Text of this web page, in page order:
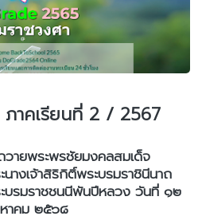
ภาคเรียนที่ 2 / 2567
วายพระพรชัยมงคลสมเด็จ
นางเจ้าสิริกิติ์พระบรมราชินีนาถ
บรมราชชนนีพันปีหลวง วันที่ ๑๒
าคม ๒๕๖๘